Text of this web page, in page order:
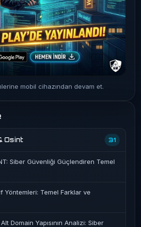
mobil cihazından devam et.
Osint 31
Siber Güvenliği Güçlendiren Temel
Yöntemleri: Temel Farklar ve
Domain Yapısının Analizi: Siber